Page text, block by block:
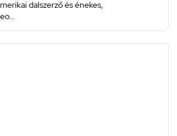
dalszerző és énekes,